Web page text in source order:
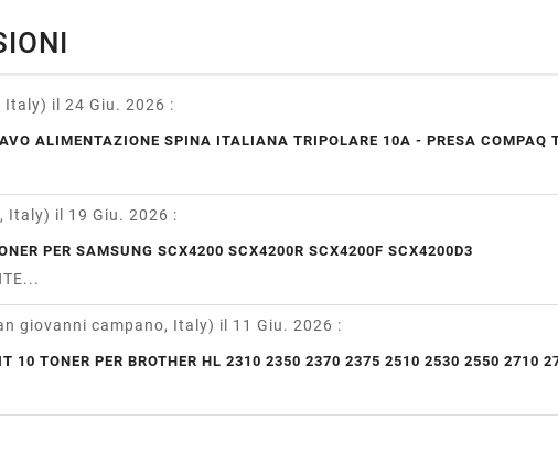
Italy) il 24 Giu. 2026 :
ALIMENTAZIONE SPINA ITALIANA TRIPOLARE 10A - PRESA COMPAQ
Italy) il 19 Giu. 2026 :
PER SAMSUNG SCX4200 SCX4200R SCX4200F SCX4200D3
giovanni campano, Italy) il 11 Giu. 2026 :
10 TONER PER BROTHER HL 2310 2350 2370 2375 2510 2530 2550 2710